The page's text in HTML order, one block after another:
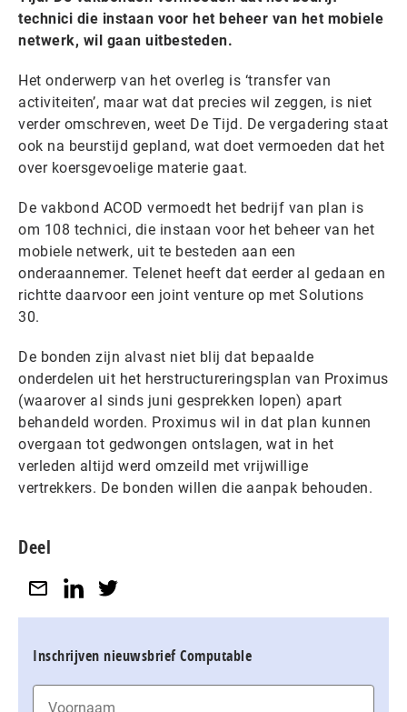
technici die instaan voor het beheer van het mobiele
netwerk, wil gaan uitbesteden.
Het onderwerp van het overleg is ‘transfer van
activiteiten’, maar wat dat precies wil zeggen, is niet
verder omschreven, weet De Tijd. De vergadering staat
ook na beurstijd gepland, wat doet vermoeden dat het
over koersgevoelige materie gaat.
De vakbond ACOD vermoedt het bedrijf van plan is
om 108 technici, die instaan voor het beheer van het
mobiele netwerk, uit te besteden aan een
onderaannemer. Telenet heeft dat eerder al gedaan en
richtte daarvoor een joint venture op met Solutions
30.
De bonden zijn alvast niet blij dat bepaalde
onderdelen uit het herstructureringsplan van Proximus
(waarover al sinds juni gesprekken lopen) apart
behandeld worden. Proximus wil in dat plan kunnen
overgaan tot gedwongen ontslagen, wat in het
verleden altijd werd omzeild met vrijwillige
vertrekkers. De bonden willen die aanpak behouden.
Deel
Inschrijven nieuwsbrief Computable